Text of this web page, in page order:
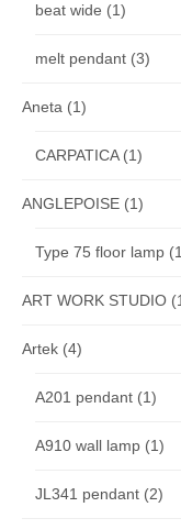
beat wide (1)
melt pendant (3)
Aneta (1)
CARPATICA(1)
ANGLEPOISE (1)
Type 75 floor lamp
ART WORK STUDIO
Artek (4)
A201 pendant (1)
A910 wall lamp (1)
JL341 pendant (2)